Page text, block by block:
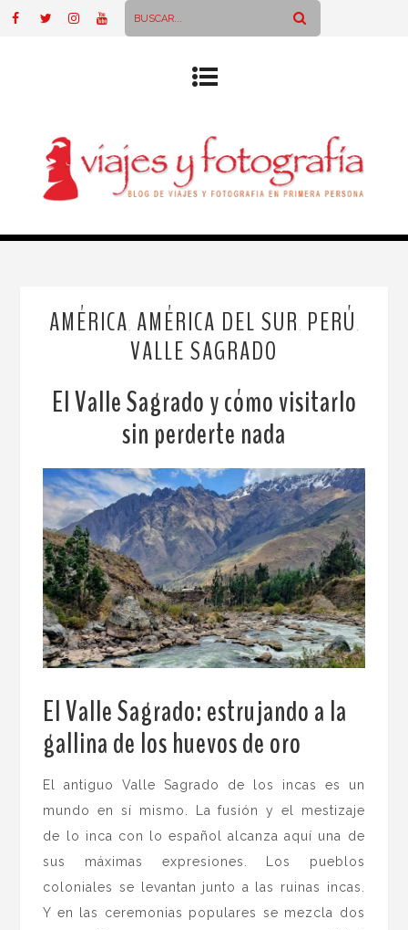
AMÉRICA AMÉRICA DEL SUR PERÚ
VALLE SAGRADO
El Valle Sagrado y cómo visitarlo
sin perderte nada
El Valle Sagrado: estrujando a la
gallina de los huevos de oro
El antiguo Valle Sagrado de los incas es un
mundo en sí mismo. La fusión y el mestizaje
de lo inca con lo español alcanza aquí una de
sus máximas expresiones. Los pueblos
coloniales se levantan junto a las ruinas incas.
Y en las ceremonias populares se mezcla dos